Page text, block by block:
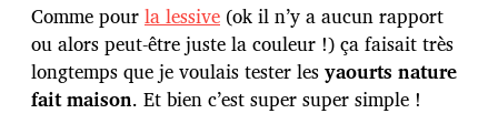
e
p
u
b
l
Comme pourla lessive (ok il n’y a aucun rapport
ou alors peut-être juste la couleur !) ça faisait très
longtemps que je voulais tester lesyaourts nature
fait maison. Et bien c’est super super simple !